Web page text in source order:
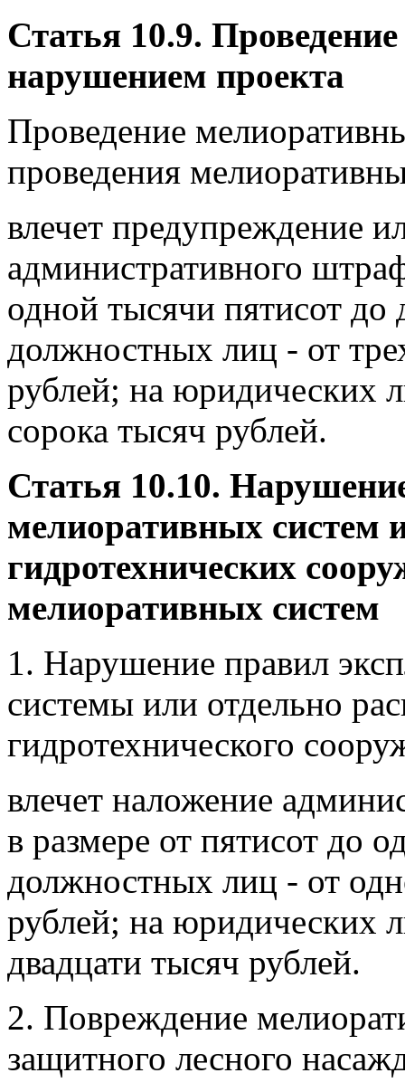
Статья 10.9.
нарушением проекта
Проведение
проведения
влечет предупреждение
административного
одной тысячи пятисот до
должностных лиц - от
рублей; на юридических
сорока тысяч рублей.
Статья 10.10.
мелиоративных систем
гидротехнических
мелиоративных систем
1. Нарушение правил
системы или отдельно
гидротехнического
влечет наложение
в размере от пятисот до
должностных лиц - от
рублей; на юридических
двадцати тысяч рублей.
2. Повреждение
защитного лесного